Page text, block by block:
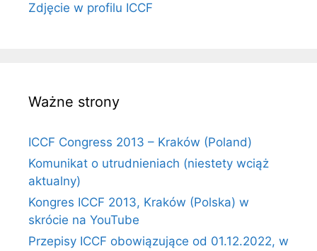
Zdjęcie w profilu ICCF
Ważne strony
ICCF Congress 2013 – Kraków (Poland)
Komunikat o utrudnieniach (niestety wciąż
aktualny)
Kongres ICCF 2013, Kraków (Polska) w
skrócie na YouTube
Przepisy ICCF obowiązujące od 01.12.2022, w